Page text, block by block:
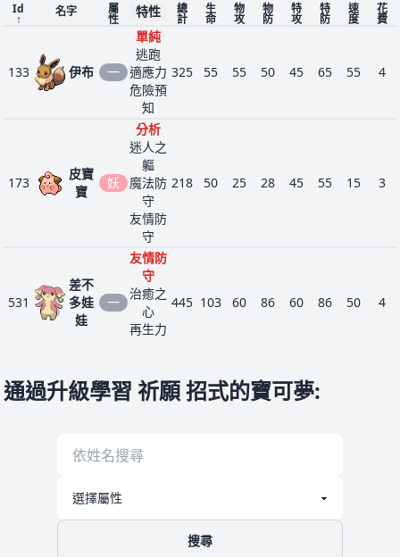
Id
↑
名字 屬
性 特性 總
計
生
命
物
攻
物
防
特
攻
特
防
速
度
花
費
133 伊布 一
單純
逃跑
適應力
危險預
知
325 55 55 50 45 65 55 4
173
皮寶
寶
妖
分析
迷人之
軀
魔法防
守
友情防
守
218 50 25 28 45 55 15 3
531
差不
多娃
娃
一
友情防
守
治癒之
心
再生力
445 103 60 86 60 86 50 4
682
粉香
妖
造者
治癒之 341 78 52 60 63 65
包
妖
儲水
通過升級學習 祈願 招式的寶可夢:
搜尋